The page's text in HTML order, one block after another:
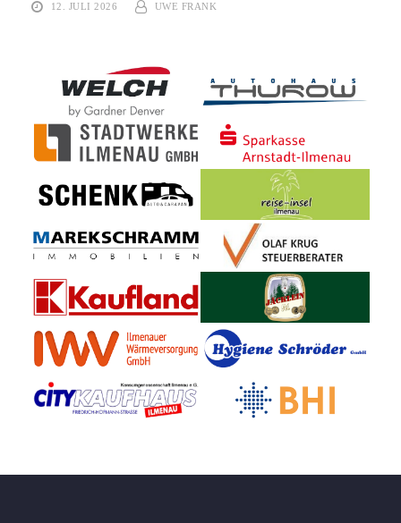
12. JULI 2026 UWE FRANK